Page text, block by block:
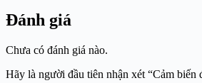
Đánh giá
Chưa có đánh giá nào.
Hãy là người đầu tiên nhận xét “Cảm biến